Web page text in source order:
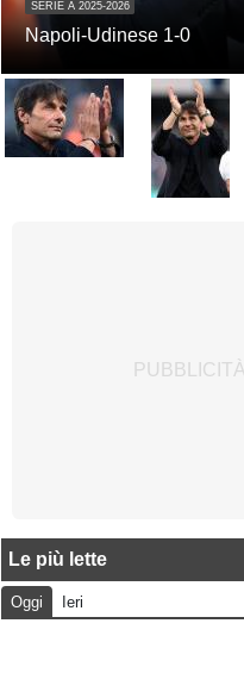
SERIE A 2025-2026
Napoli-Udinese 1-0
Le più lette
Oggi Ieri